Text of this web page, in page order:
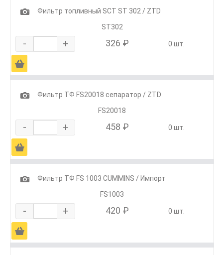
1
Фильтр топливный SCT ST 302 / ZTD
SТ302
- + 326 ₽ 0 шт.
Ä
1
Фильтр ТФ FS20018 сепаратор / ZTD
FS20018
- + 458 ₽ 0 шт.
Ä
1
Фильтр ТФ FS 1003 CUMMINS / Импорт
FS1003
- + 420 ₽ 0 шт.
Ä